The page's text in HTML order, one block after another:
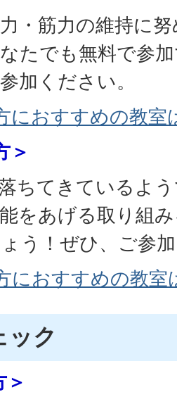
・筋力の維持に
たでも無料で参
加ください。
におすすめの教室
＞
ちてきているよ
をあげる取り組
う！ぜひ、ご参
におすすめの教室
ック
＞